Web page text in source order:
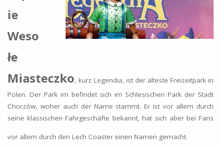
ie
Weso
łe
Miasteczko, kurz Legendia, ist der älteste Freizeitpark in
Polen. Der Park im befindet sich im Schlesischen Park der Stadt
Chorzów, woher auch der Name stammt. Er ist vor allem durch
seine klassischen Fahrgeschäfte bekannt, hat sich aber bei Fans
vor allem durch den Lech Coaster einen Namen gemacht.